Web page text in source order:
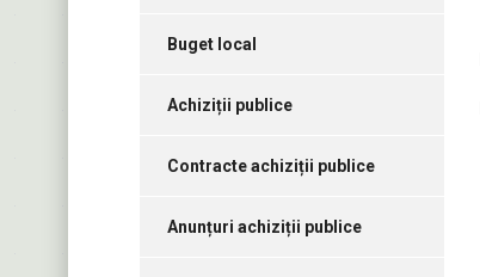
Buget local
Achiziții publice
Contracte achiziții publice
Anunțuri achiziții publice